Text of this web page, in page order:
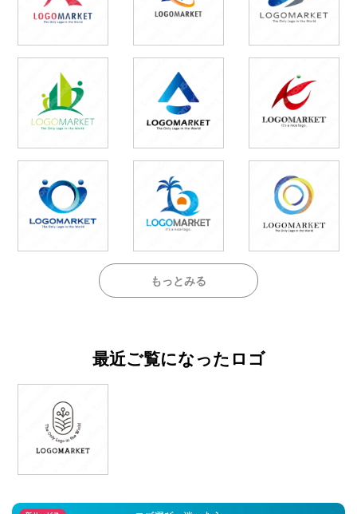
もっとみる
最近ご覧になったロゴ